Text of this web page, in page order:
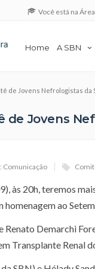
Você está na
Home A SBN
de Jovens Nefrologistas da
de Jovens
Comunicação
às 20h, teremos
homenagem ao
Renato Demarchi
Transplante Renal